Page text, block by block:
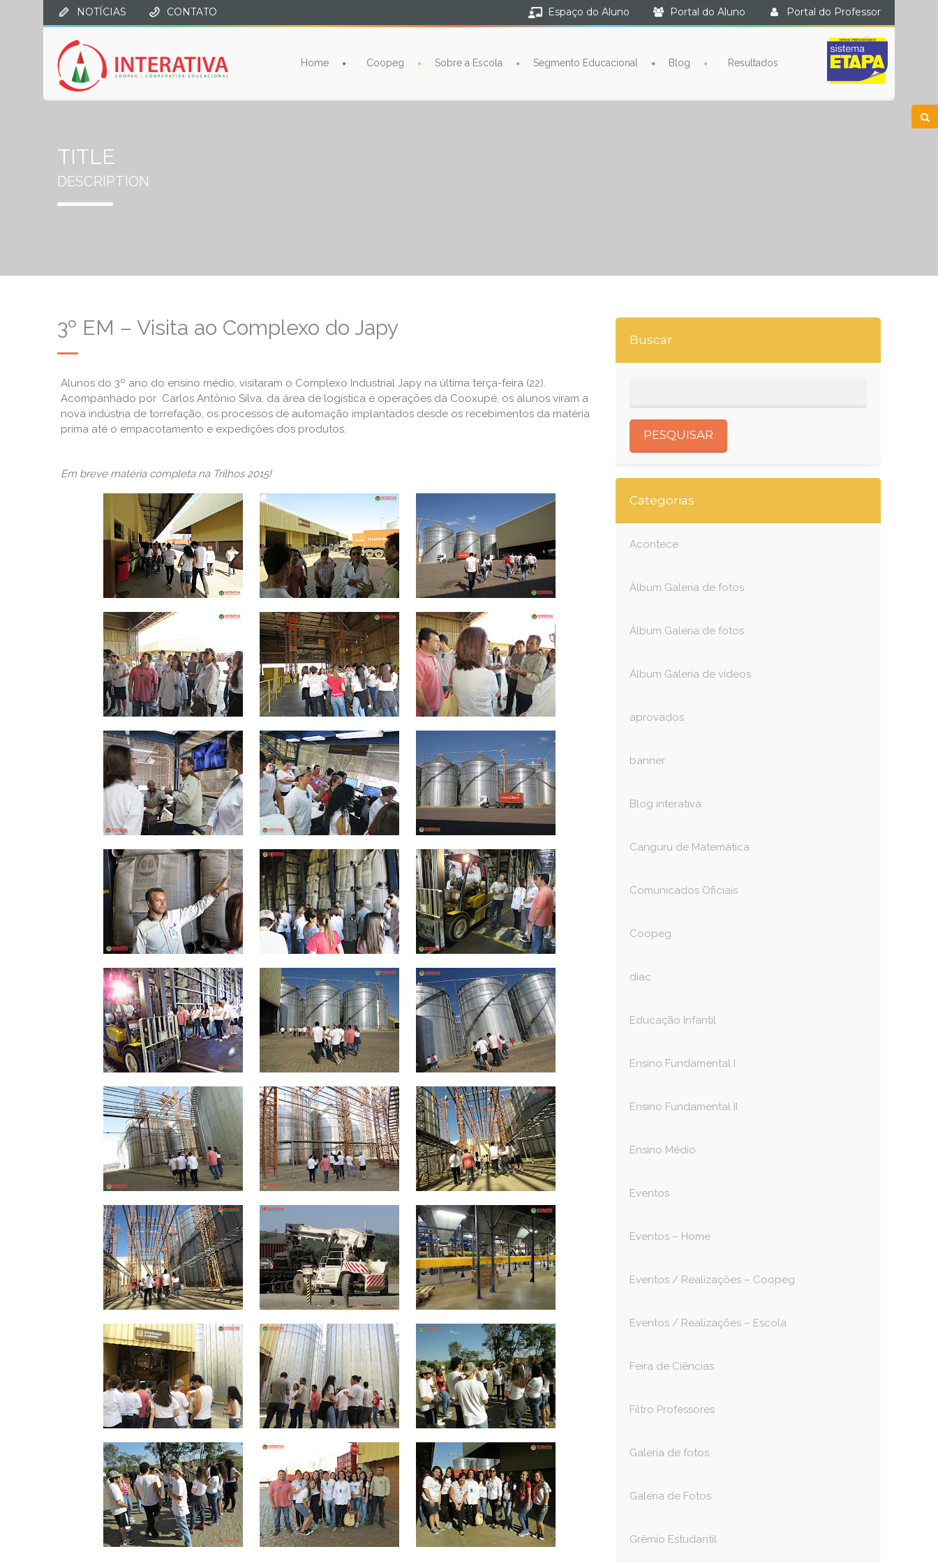
NOTÍCIAS · CONTATO Espaço do Aluno · Portal do Aluno · Portal do Professor
Home Coopeg Sobre a Escola Segmento Educacional Blog Resultados
TITLE
DESCRIPTION
3º EM – Visita ao Complexo do Japy
Alunos do 3º ano do ensino médio, visitaram o Complexo Industrial Japy na última terça-feira (22).
Acompanhado por Carlos Antônio Silva, da área de logística e operações da Cooxupé, os alunos viram a
nova indústria de torrefação, os processos de automação implantados desde os recebimentos da matéria
prima até o empacotamento e expedições dos produtos.
Em breve matéria completa na Trilhos 2015!
Buscar
Categorias
Acontece
Álbum Galeria de fotos
Álbum Galeria de fotos
Álbum Galeria de vídeos
aprovados
banner
Blog interativa
Canguru de Matemática
Comunicados Oficiais
Coopeg
diac
Educação Infantil
Ensino Fundamental I
Ensino Fundamental II
Ensino Médio
Eventos
Eventos – Home
Eventos / Realizações – Coopeg
Eventos / Realizações – Escola
Feira de Ciências
Filtro Professores
Galeria de fotos
Galeria de Fotos
Grêmio Estudantil